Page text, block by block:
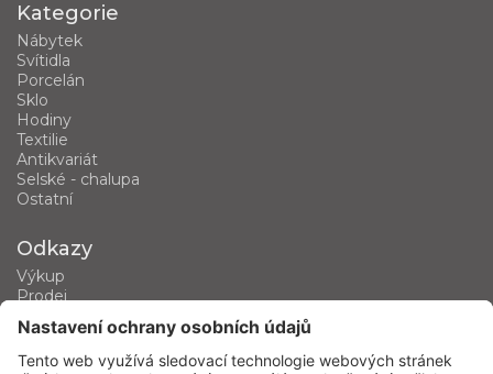
Kategorie
Nábytek
Svítidla
Porcelán
Sklo
Hodiny
Textilie
Antikvariát
Selské - chalupa
Ostatní
Odkazy
Výkup
Prodej
Kategorie produktů
Kontakt